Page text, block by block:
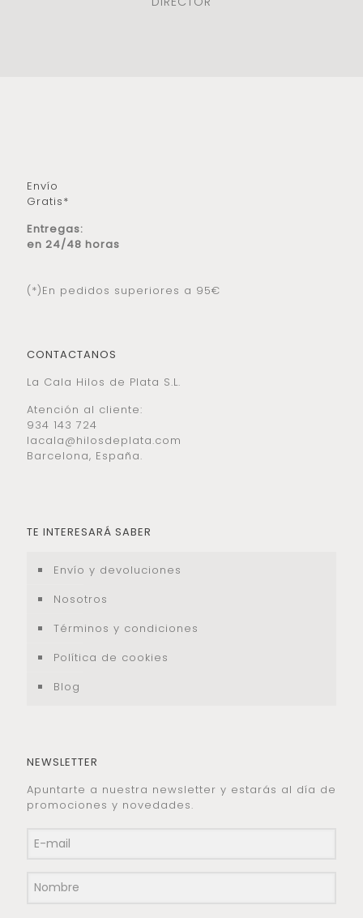
Envío
Gratis*
Entregas:
en 24/48 horas
(*)En pedidos superiores a 95€
CONTACTANOS
La Cala Hilos de Plata S.L.
Atención al cliente:
934 143 724
lacala@hilosdeplata.com
Barcelona, España.
TE INTERESARÁ SABER
Envío y devoluciones
Nosotros
Términos y condiciones
Política de cookies
Blog
NEWSLETTER
Apuntarte a nuestra newsletter y estarás al día de
promociones y novedades.